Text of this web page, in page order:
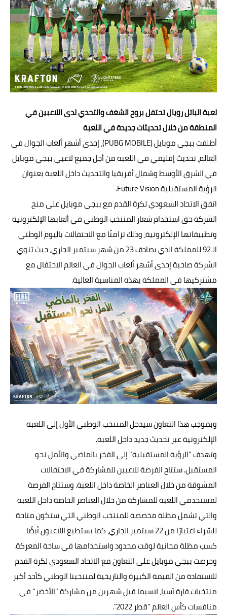
ابتكارات
حواسيب
الذكاءالاصطناعي
لعبة الباتل رويال تحتفل بروح الشغف والتحدي لدى اللاعبين في
المنطقة من خلال تحديثات جديدة في اللعبة
أطلقت ببجي موبايل (PUBG MOBILE)، إحدى أشهر ألعاب الجوال في
العالم، تحديث إقليمي في اللعبة من أجل جميع لاعبي ببجي موبايل
في الشرق الأوسط وشمال أفريقيا والتحديث داخل اللعبة بعنوان
الرؤية المستقبلية Future Vision.
اتفق الاتحاد السعودي لكرة القدم مع ببجي موبايل على منح
الشركة حق استخدام شعار المنتخب الوطني في ألعابها الإلكترونية
وتطبيقاتها الإلكترونية، وذلك تزامنًا مع الاحتفالات باليوم الوطني
الـ92 للمملكة الذي يصادف 23 من شهر سبتمبر الجاري، حيث تنوي
الشركة صاحبة إحدى أشهر ألعاب الجوال في العالم الاحتفال مع
مشتركيها في المملكة بهذه المناسبة الغالية.
وبموجب هذا التعاون سيدخل المنتخب الوطني الأول إلى اللعبة
الإلكترونية عبر تحديث جديد داخل اللعبة.
وتهدف "الرؤية المستقبلية" إلى الفخر بالماضي والأمل نحو
المستقبل. ستتاح الفرصة للاعبين للمشاركة في الاحتفالات
المشوقة من خلال العناصر الخاصة داخل اللعبة. وستتاح الفرصة
لمستخدمي اللعبة للمشاركة من خلال العناصر الخاصة داخل اللعبة
والتي تشمل مظلة مخصصة للمنتخب الوطني التي ستكون متاحة
للشراء اعتبارًا من 22 سبتمبر الجاري، كما يستطيع اللاعبون أيضًا
كسب مظلة مجانية لوقت محدود واستخدامها في ساحة المعركة.
وحرصت ببجي موبايل على التعاون مع الاتحاد السعودي لكرة القدم
للاستفادة من القيمة الكبيرة والتاريخية لمنتخبنا الوطني كأحد أكبر
منتخبات قارة آسيا، لاسيما قبل شهرين من مشاركة "الأخضر" في
منافسات كأس العالم "قطر 2022".